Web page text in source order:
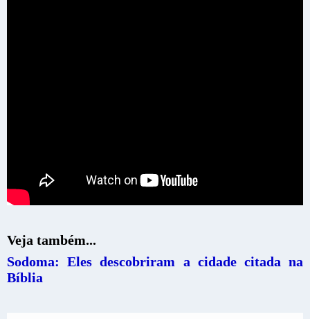
Veja também...
Sodoma: Eles descobriram a cidade citada na
Bíblia